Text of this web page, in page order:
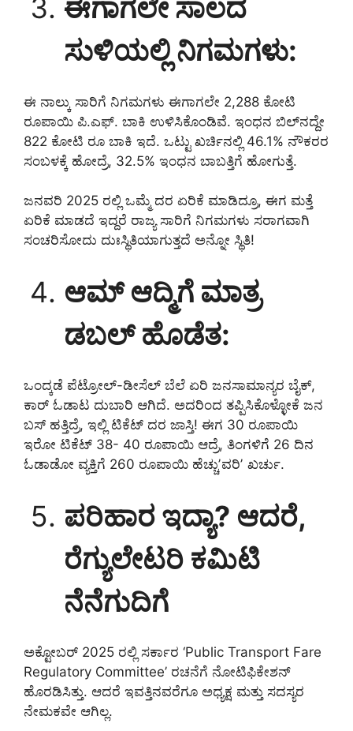
ಈಗಾಗಲೇ ಸಾಲದ
ಸುಳಿಯಲ್ಲಿ ನಿಗಮಗಳು:
ಈ ನಾಲ್ಕು ಸಾರಿಗೆ ನಿಗಮಗಳು ಈಗಾಗಲೇ 2,288 ಕೋಟಿ
ರೂಪಾಯಿ ಪಿ.ಎಫ್. ಬಾಕಿ ಉಳಿಸಿಕೊಂಡಿವೆ. ಇಂಧನ ಬಿಲ್‌ನದ್ದೇ
822 ಕೋಟಿ ರೂ ಬಾಕಿ ಇದೆ. ಒಟ್ಟು ಖರ್ಚಿನಲ್ಲಿ 46.1% ನೌಕರರ
ಸಂಬಳಕ್ಕೆ ಹೋದ್ರೆ, 32.5% ಇಂಧನ ಬಾಬತ್ತಿಗೆ ಹೋಗುತ್ತೆ.
ಜನವರಿ 2025 ರಲ್ಲಿ ಒಮ್ಮೆ ದರ ಏರಿಕೆ ಮಾಡಿದ್ರೂ, ಈಗ ಮತ್ತೆ
ಏರಿಕೆ ಮಾಡದೆ ಇದ್ದರೆ ರಾಜ್ಯ ಸಾರಿಗೆ ನಿಗಮಗಳು ಸರಾಗವಾಗಿ
ಸಂಚರಿಸೋದು ದುಃಸ್ಥಿತಿಯಾಗುತ್ತದೆ ಅನ್ನೋ ಸ್ಥಿತಿ!
ಆಮ್ ಆದ್ಮಿಗೆ ಮಾತ್ರ
ಡಬಲ್ ಹೊಡೆತ:
ಒಂದ್ಕಡೆ ಪೆಟ್ರೋಲ್-ಡೀಸೆಲ್ ಬೆಲೆ ಏರಿ ಜನಸಾಮಾನ್ಯರ ಬೈಕ್,
ಕಾರ್ ಓಡಾಟ ದುಬಾರಿ ಆಗಿದೆ. ಅದರಿಂದ ತಪ್ಪಿಸಿಕೊಳ್ಳೋಕೆ ಜನ
ಬಸ್ ಹತ್ತಿದ್ರೆ, ಇಲ್ಲಿ ಟಿಕೆಟ್ ದರ ಜಾಸ್ತಿ! ಈಗ 30 ರೂಪಾಯಿ
ಇರೋ ಟಿಕೆಟ್ 38- 40 ರೂಪಾಯಿ ಆದ್ರೆ, ತಿಂಗಳಿಗೆ 26 ದಿನ
ಓಡಾಡೋ ವ್ಯಕ್ತಿಗೆ 260 ರೂಪಾಯಿ ಹೆಚ್ಚುʼವರಿʼ ಖರ್ಚು.
ಪರಿಹಾರ ಇದ್ಯಾ? ಆದರೆ,
ರೆಗ್ಯುಲೇಟರಿ ಕಮಿಟಿ
ನೆನೆಗುದಿಗೆ
ಅಕ್ಟೋಬರ್ 2025 ರಲ್ಲಿ ಸರ್ಕಾರ ‘Public Transport Fare
Regulatory Committee’ ರಚನೆಗೆ ನೋಟಿಫಿಕೇಶನ್
ಹೊರಡಿಸಿತ್ತು. ಆದರೆ ಇವತ್ತಿನವರೆಗೂ ಅಧ್ಯಕ್ಷ ಮತ್ತು ಸದಸ್ಯರ
ನೇಮಕವೇ ಆಗಿಲ್ಲ.